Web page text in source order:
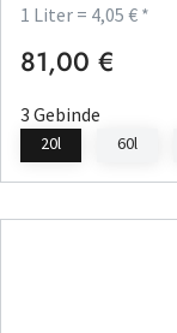
1 Liter = 4,05 € *
Regulärer Preis:
81,00 €
3 Gebinde
20l 60l